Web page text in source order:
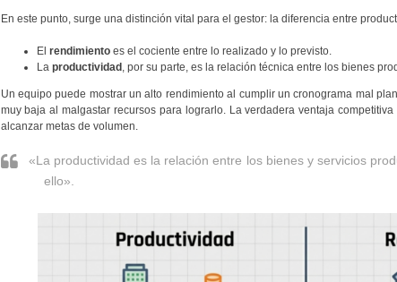
En este punto, surge una distinción vital para el gestor: la diferencia entre
El rendimientoes el cociente entre lo realizado y lo previsto.
La productividad , por su parte, es la relación técnica entre los bienes
Un equipo puede mostrar un alto rendimiento al cumplir un cronograma mal
muy baja al malgastar recursos para lograrlo. La verdadera ventaja
alcanzar metas de volumen.
«La productividad es la relación entre los bienes y servicios
ello».